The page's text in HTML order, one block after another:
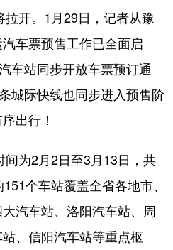
人事 新华视频
群推广 地方动态
疗健康
天津 河北
开。1月29日，记者从豫
车票预售工作已全面启
车站同步开放车票预订通
城际快线也同步进入预售阶
出行！
为2月2日至3月13日，共
个车站覆盖全省各地市、
汽车站、洛阳汽车站、周
、信阳汽车站等重点枢